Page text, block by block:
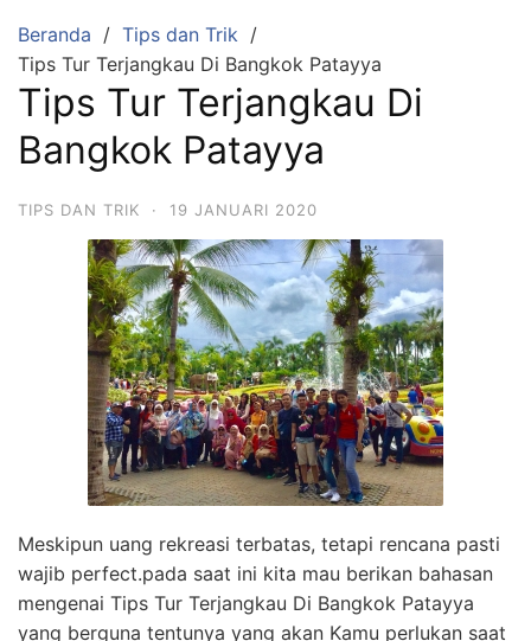
Beranda
Tips dan Trik
Tips Tur Terjangkau Di Bangkok Patayya
Tips Tur Terjangkau Di
Bangkok Patayya
TIPS DAN TRIK · 19 JANUARI 2020
Meskipun uang rekreasi terbatas, tetapi rencana pasti
wajib perfect.pada saat ini kita mau berikan bahasan
mengenai Tips Tur Terjangkau Di Bangkok Patayya
yang berguna tentunya yang akan Kamu perlukan saat